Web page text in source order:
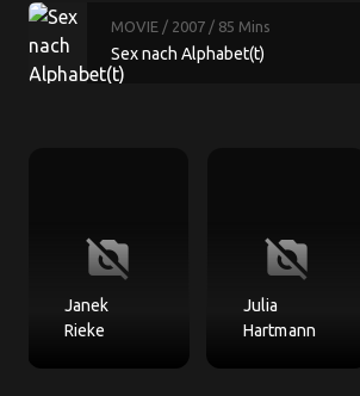
MOVIE / 2007 / 85 Mins
Sex nach Alphabet(t)
no_photography
Janek
Rieke
no_photography
Julia
Hartmann